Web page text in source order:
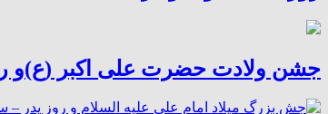
جشن ولادت حضرت علی اکبر (ع)و